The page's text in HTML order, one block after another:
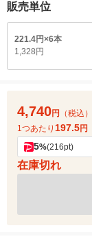
販売単位
221.4円×6本
1,328円
4,740円
（税込）
1つあたり 197.5円
5%(216pt)
在庫切れ